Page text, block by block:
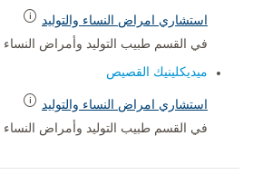
استشاري امراض النساء والتوليد
في القسم طبيب التوليد وأمراض النساء
ميديكلينيك القصيص
استشاري امراض النساء والتوليد
في القسم طبيب التوليد وأمراض النساء